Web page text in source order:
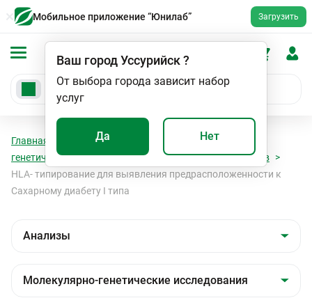
Мобильное приложение “Юнилаб” Загрузить
Ваш городУссурийск?
От выбора города зависит набор
услуг
Да Нет
Главная Анализы
Молекулярно-
генетические исследования
HLA - типирование генов
HLA- типирование для выявления предрасположенности к
Сахарному диабету I типа